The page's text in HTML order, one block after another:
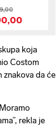
koja
Costom
znakova da će
rekla je